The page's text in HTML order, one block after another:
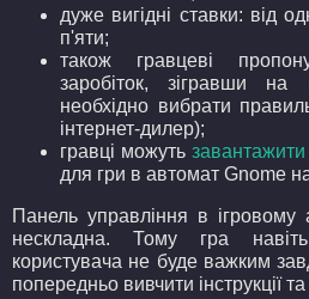
дуже вигідні ставки: від
п'яти;
також гравцеві
заробіток, зігравши
необхідно вибрати
інтернет-дилер);
гравці можуть
для гри в автомат Gnome
Панель управління в ігровому
нескладна. Тому гра
користувача не буде важким
попередньо вивчити інструкції